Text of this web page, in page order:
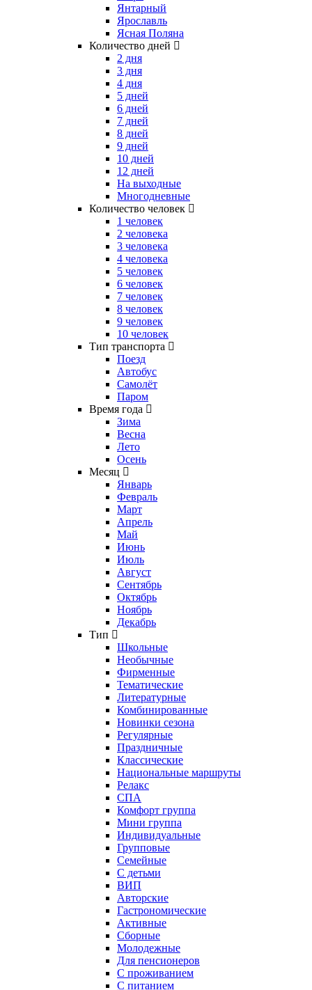
Янтарный
Ярославль
Ясная Поляна
Количество дней
2 дня
3 дня
4 дня
5 дней
6 дней
7 дней
8 дней
9 дней
10 дней
12 дней
На выходные
Многодневные
Количество человек
1 человек
2 человека
3 человека
4 человека
5 человек
6 человек
7 человек
8 человек
9 человек
10 человек
Тип транспорта
Поезд
Автобус
Самолёт
Паром
Время года
Зима
Весна
Лето
Осень
Месяц
Январь
Февраль
Март
Апрель
Май
Июнь
Июль
Август
Сентябрь
Октябрь
Ноябрь
Декабрь
Тип
Школьные
Необычные
Фирменные
Тематические
Литературные
Комбинированные
Новинки сезона
Регулярные
Праздничные
Классические
Национальные маршруты
Релакс
СПА
Комфорт группа
Мини группа
Индивидуальные
Групповые
Семейные
С детьми
ВИП
Авторские
Гастрономические
Активные
Сборные
Молодежные
Для пенсионеров
С проживанием
С питанием